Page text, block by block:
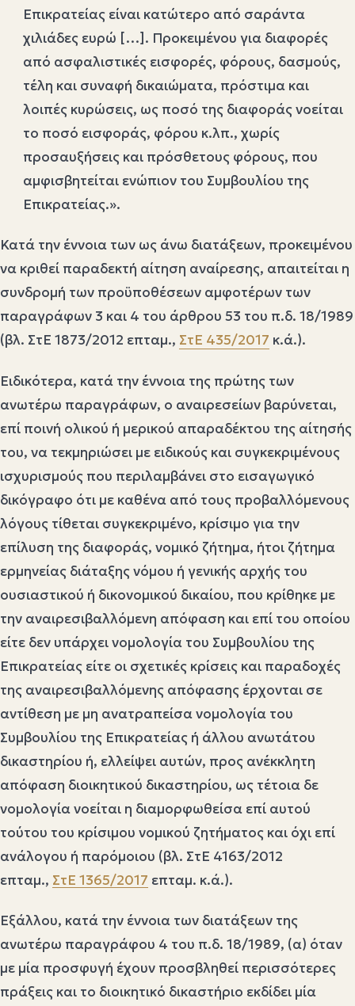
Επικρατείας είναι κατώτερο από σαράντα
χιλιάδες ευρώ […]. Προκειμένου για διαφορές
από ασφαλιστικές εισφορές, φόρους, δασμούς,
τέλη και συναφή δικαιώματα, πρόστιμα και
λοιπές κυρώσεις, ως ποσό της διαφοράς νοείται
το ποσό εισφοράς, φόρου κ.λπ., χωρίς
προσαυξήσεις και πρόσθετους φόρους, που
αμφισβητείται ενώπιον του Συμβουλίου της
Επικρατείας.».
Κατά την έννοια των ως άνω διατάξεων, προκειμένου
να κριθεί παραδεκτή αίτηση αναίρεσης, απαιτείται η
συνδρομή των προϋποθέσεων αμφοτέρων των
παραγράφων 3 και 4 του άρθρου 53 του π.δ. 18/1989
(βλ. ΣτΕ 1873/2012 επταμ., ΣτΕ 435/2017 κ.ά.).
Ειδικότερα, κατά την έννοια της πρώτης των
ανωτέρω παραγράφων, ο αναιρεσείων βαρύνεται,
επί ποινή ολικού ή μερικού απαραδέκτου της αίτησής
του, να τεκμηριώσει με ειδικούς και συγκεκριμένους
ισχυρισμούς που περιλαμβάνει στο εισαγωγικό
δικόγραφο ότι με καθένα από τους προβαλλόμενους
λόγους τίθεται συγκεκριμένο, κρίσιμο για την
επίλυση της διαφοράς, νομικό ζήτημα, ήτοι ζήτημα
ερμηνείας διάταξης νόμου ή γενικής αρχής του
ουσιαστικού ή δικονομικού δικαίου, που κρίθηκε με
την αναιρεσιβαλλόμενη απόφαση και επί του οποίου
είτε δεν υπάρχει νομολογία του Συμβουλίου της
Επικρατείας είτε οι σχετικές κρίσεις και παραδοχές
της αναιρεσιβαλλόμενης απόφασης έρχονται σε
αντίθεση με μη ανατραπείσα νομολογία του
Συμβουλίου της Επικρατείας ή άλλου ανωτάτου
δικαστηρίου ή, ελλείψει αυτών, προς ανέκκλητη
απόφαση διοικητικού δικαστηρίου, ως τέτοια δε
νομολογία νοείται η διαμορφωθείσα επί αυτού
τούτου του κρίσιμου νομικού ζητήματος και όχι επί
ανάλογου ή παρόμοιου (βλ. ΣτΕ 4163/2012
επταμ., ΣτΕ 1365/2017 επταμ. κ.ά.).
Εξάλλου, κατά την έννοια των διατάξεων της
ανωτέρω παραγράφου 4 του π.δ. 18/1989, (α) όταν
με μία προσφυγή έχουν προσβληθεί περισσότερες
πράξεις και το διοικητικό δικαστήριο εκδίδει μία